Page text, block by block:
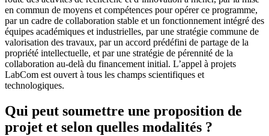
en commun de moyens et compétences pour opérer ce programme,
par un cadre de collaboration stable et un fonctionnement intégré des
équipes académiques et industrielles, par une stratégie commune de
valorisation des travaux, par un accord prédéfini de partage de la
propriété intellectuelle, et par une stratégie de pérennité de la
collaboration au-delà du financement initial. L’appel à projets
LabCom est ouvert à tous les champs scientifiques et
technologiques.
Qui peut soumettre une proposition de
projet et selon quelles modalités ?